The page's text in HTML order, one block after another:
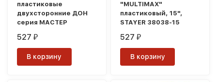
пластиковые
двухсторонние ДОН
серия МАСТЕР
527₽
В корзину
"MULTIMAX"
пластиковый, 15",
STAYER 38038-15
527₽
В корзину